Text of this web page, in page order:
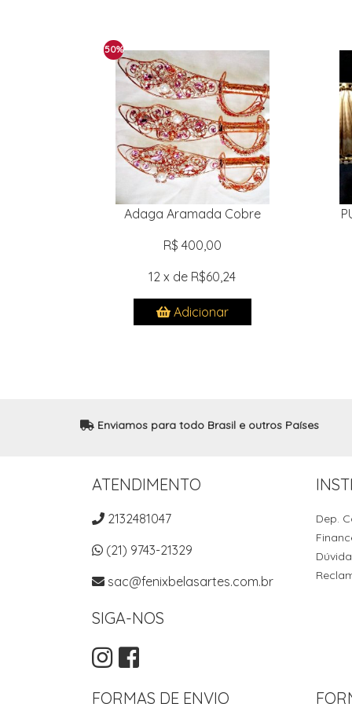
50%
Adaga Aramada Cobre
R$ 400,00
12 x de R$60,24
Adicionar
Enviamos para todo Brasil e outros Países
ATENDIMENTO
2132481047
(21) 9743-21329
sac@fenixbelasartes.com.br
SIGA-NOS
Dep.
FORMAS DE ENVIO